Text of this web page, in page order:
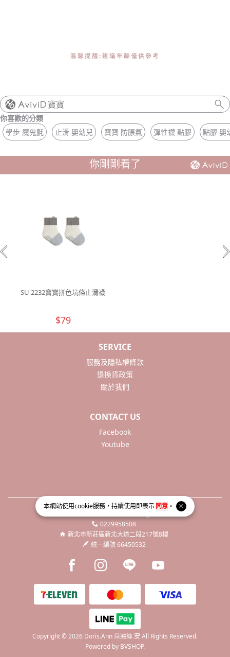
本網站使用cookie服務，持續使用即表示同意 。
寶寶
你喜歡的分類
學步 魔鬼氈
止滑 嬰幼兒 寶寶 防脹氣 彈性襪 點膠 點膠 嬰
你剛剛看了
SU 2232寶寶拼色坑條止滑襪
$79
SERVICE
服務及隱私權條款
退換貨政策
關於我們
CONTACT US
Facebook
Youtube
0229958508
新北市新莊區新北大道二段217號8樓
統一編號 66450532
Facebook page
Instagram page
Line pageYoutube page
Copyright © 2026 Doris.Ann 朵麗絲.安 All Rights Reserved.
Powered by BVSHOP.